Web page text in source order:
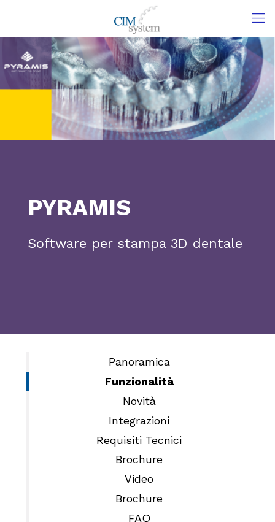
PYRAMIS
Software per stampa 3D dentale
Panoramica
Funzionalità
Novità
Integrazioni
Requisiti Tecnici
Brochure
Video
Brochure
FAQ